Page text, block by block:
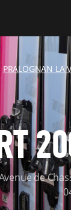
PRALOGNAN LA
de